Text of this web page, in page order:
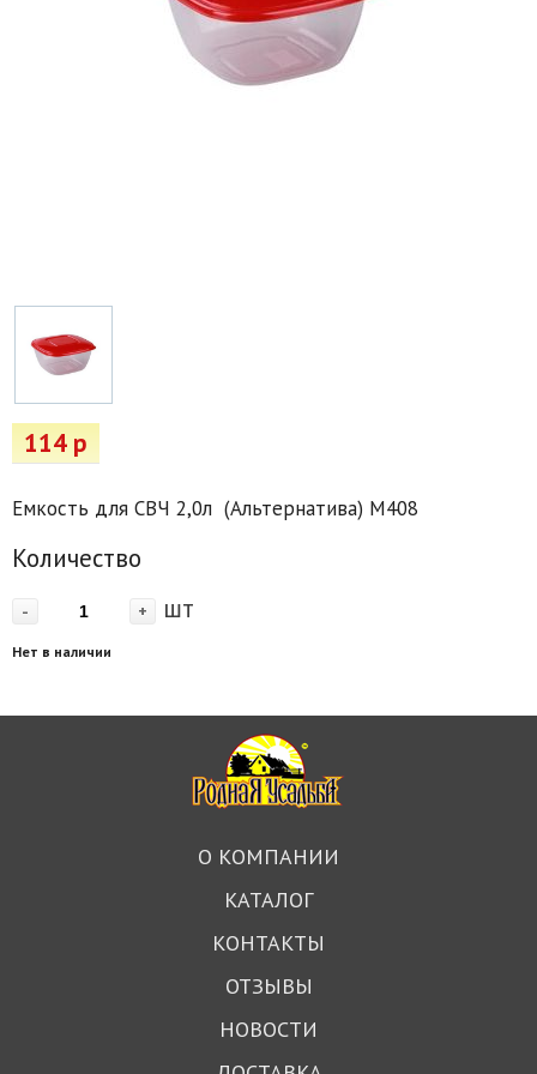
Товары для отдыха
Водоснабжение и полив
114 р
Емкость для СВЧ 2,0л (Альтернатива) М408
Количество
- + шт
Нет в наличии
О КОМПАНИИ
КАТАЛОГ
КОНТАКТЫ
ОТЗЫВЫ
НОВОСТИ